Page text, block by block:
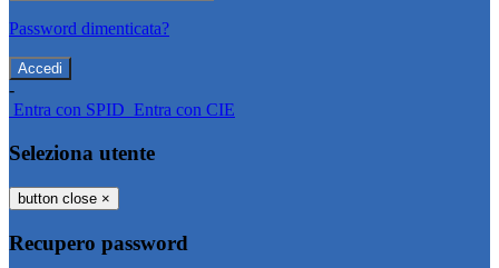
Password dimenticata?
-
Entra con SPID Entra con CIE
Seleziona utente
button close ×
Recupero password